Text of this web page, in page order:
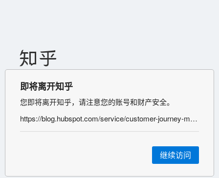
即将离开知乎
您即将离开知乎，请注意您的账号和财产安全。
https://blog.hubspot.com/service/customer-journey-map?hubs_content=www.hubspot.com/use-case/generate-leads&hubs_content-cta=nav-resources-blogs
继续访问